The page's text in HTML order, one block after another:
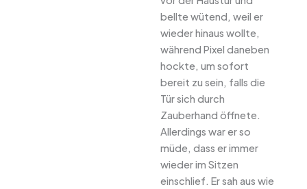
bellte wütend, weil er
wieder hinaus wollte,
während Pixel daneben
hockte, um sofort
bereit zu sein, falls die
Tür sich durch
Zauberhand öffnete.
Allerdings war er so
müde, dass er immer
wieder im Sitzen
einschlief. Er sah aus wie